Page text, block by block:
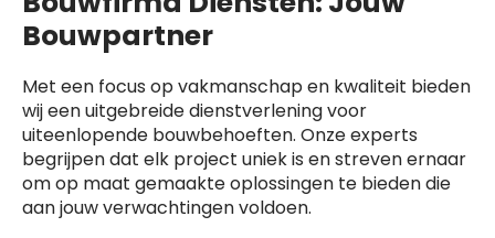
Bouwpartner
Met een focus op vakmanschap en kwaliteit bieden
wij een uitgebreide dienstverlening voor
uiteenlopende bouwbehoeften. Onze experts
begrijpen dat elk project uniek is en streven ernaar
om op maat gemaakte oplossingen te bieden die
aan jouw verwachtingen voldoen.